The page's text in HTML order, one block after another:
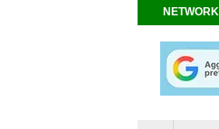
NETWORK